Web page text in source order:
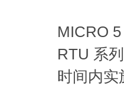
MICRO
RTU 系
时间内